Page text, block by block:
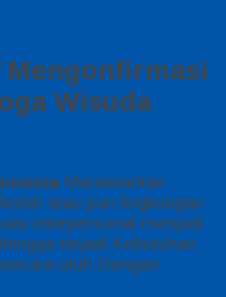
Wisuda
Menawarkan
atau pun lingkungan
interpersonal menjadi
terjadi Kebutuhan
utuh Dengan